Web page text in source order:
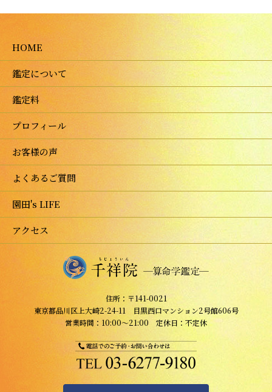
HOME
鑑定について
鑑定料
プロフィール
お客様の声
よくあるご質問
園田's LIFE
アクセス
住所：〒141-0021
東京都品川区上大崎2-24-11 目黒西口マンション2号館606号
営業時間：10:00～21:00 定休日：不定休